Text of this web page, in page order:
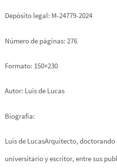
17,00€
Depósito legal: M-24779-2024
Número de páginas: 276
Formato: 150×230
Autor: Luis de Lucas
Biografía:
Luis de LucasArquitecto,
universitario y escritor, entre sus